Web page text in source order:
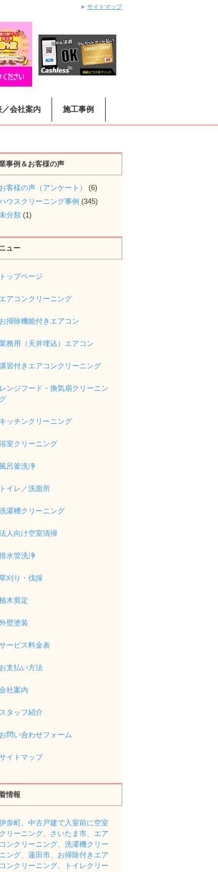
会社案内 施工事例
事例＆お客様の声
客様の声（アンケート）
(6)
ウスクリーニング事例 (345)
分類 (1)
ュー
ップページ
アコンクリーニング
掃除機能付きエアコン
務用（天井埋込）エアコン
習付きエアコンクリーニング
ンジフード・換気扇クリーニン
ッチンクリーニング
室クリーニング
呂釜洗浄
イレ／洗面所
濯槽クリーニング
人向け空室清掃
水管洗浄
刈り・伐採
木剪定
壁塗装
ービス料金表
支払い方法
社案内
タッフ紹介
問い合わせフォーム
イトマップ
情報
奈町、中古戸建で入室前に空室
リーニング、さいたま市、エア
ンクリーニング、洗濯機クリー
ング、蓮田市、お掃除付きエア
ンクリーニング、トイレクリー
サイトマップ